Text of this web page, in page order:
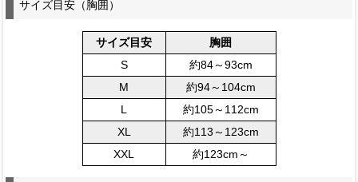
サイズ目安（胸囲）
サイズ目安
胸囲
S
約84～93cm
M
約94～104cm
L
約105～112cm
XL
約113～123cm
XXL
約123cm～